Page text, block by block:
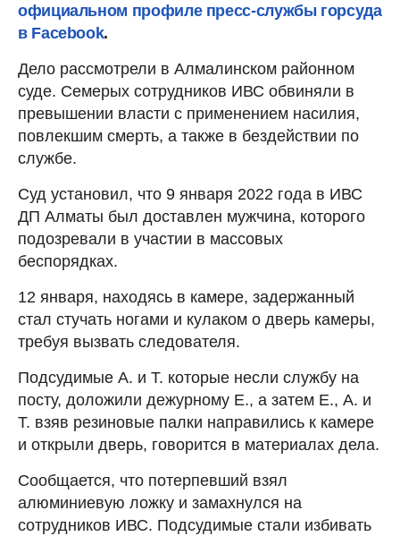
официальном профиле пресс-службы горсуда
в Fаcebook.
Дело рассмотрели в Алмалинском районном
суде. Семерых сотрудников ИВС обвиняли в
превышении власти с применением насилия,
повлекшим смерть, а также в бездействии по
службе.
Суд установил, что 9 января 2022 года в ИВС
ДП Алматы был доставлен мужчина, которого
подозревали в участии в массовых
беспорядках.
12 января, находясь в камере, задержанный
стал стучать ногами и кулаком о дверь камеры,
требуя вызвать следователя.
Подсудимые А. и Т. которые несли службу на
посту, доложили дежурному Е., а затем Е., А. и
Т. взяв резиновые палки направились к камере
и открыли дверь, говорится в материалах дела.
Сообщается, что потерпевший взял
алюминиевую ложку и замахнулся на
сотрудников ИВС. Подсудимые стали избивать